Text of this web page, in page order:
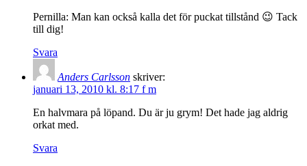
Pernilla: Man kan också kalla det för puckat tillstånd 😉 Tack
till dig!
Svara
Anders Carlsson skriver:
januari 13, 2010 kl. 8:17 f m
En halvmara på löpand. Du är ju grym! Det hade jag aldrig
orkat med.
Svara